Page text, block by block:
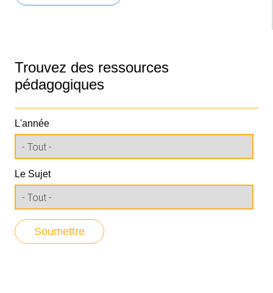
Trouvez des ressources
pédagogiques
L'année
Le Sujet